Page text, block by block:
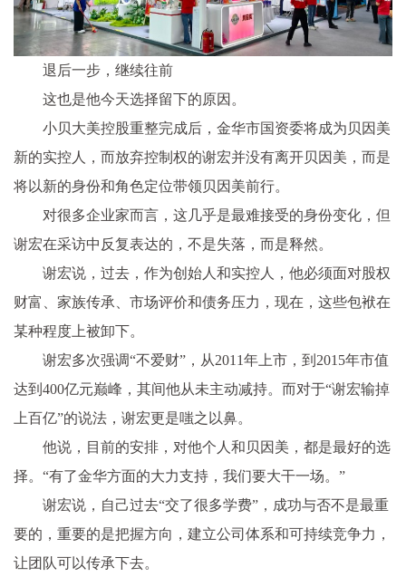
退后一步，继续往前
这也是他今天选择留下的原因。
小贝大美控股重整完成后，金华市国资委将成为贝因美
新的实控人，而放弃控制权的谢宏并没有离开贝因美，而是
将以新的身份和角色定位带领贝因美前行。
对很多企业家而言，这几乎是最难接受的身份变化，但
谢宏在采访中反复表达的，不是失落，而是释然。
谢宏说，过去，作为创始人和实控人，他必须面对股权
财富、家族传承、市场评价和债务压力，现在，这些包袱在
某种程度上被卸下。
谢宏多次强调“不爱财”，从2011年上市，到2015年市值
达到400亿元巅峰，其间他从未主动减持。而对于“谢宏输掉
上百亿”的说法，谢宏更是嗤之以鼻。
他说，目前的安排，对他个人和贝因美，都是最好的选
择。“有了金华方面的大力支持，我们要大干一场。”
谢宏说，自己过去“交了很多学费”，成功与否不是最重
要的，重要的是把握方向，建立公司体系和可持续竞争力，
让团队可以传承下去。